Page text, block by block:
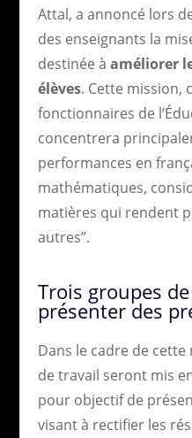
Attal, a annoncé lors
des enseignants la
destinée à améliorer
élèves. Cette mission,
fonctionnaires de
concentrera
performances en
mathématiques,
matières qui rendent
autres”.
Trois groupes
présenter des
Dans le cadre de
de travail seront mis
pour objectif de
visant à rectifier les